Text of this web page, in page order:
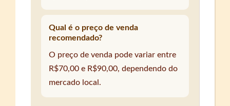
Qual é o preço de venda
recomendado?
O preço de venda pode variar entre
R$70,00 e R$90,00, dependendo do
mercado local.